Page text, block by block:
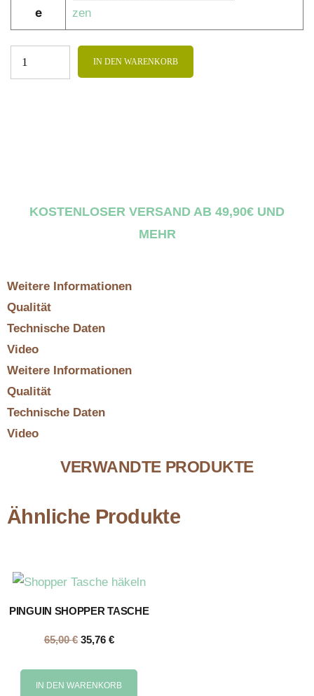
e
zen
IN DEN WARENKORB
KOSTENLOSER VERSAND AB 49,90€ UND
MEHR
Weitere Informationen
Qualität
Technische Daten
Video
Weitere Informationen
Qualität
Technische Daten
Video
VERWANDTE PRODUKTE
Ähnliche Produkte
PINGUIN SHOPPER TASCHE
65,00€ 35,76 €
IN DEN WARENKORB